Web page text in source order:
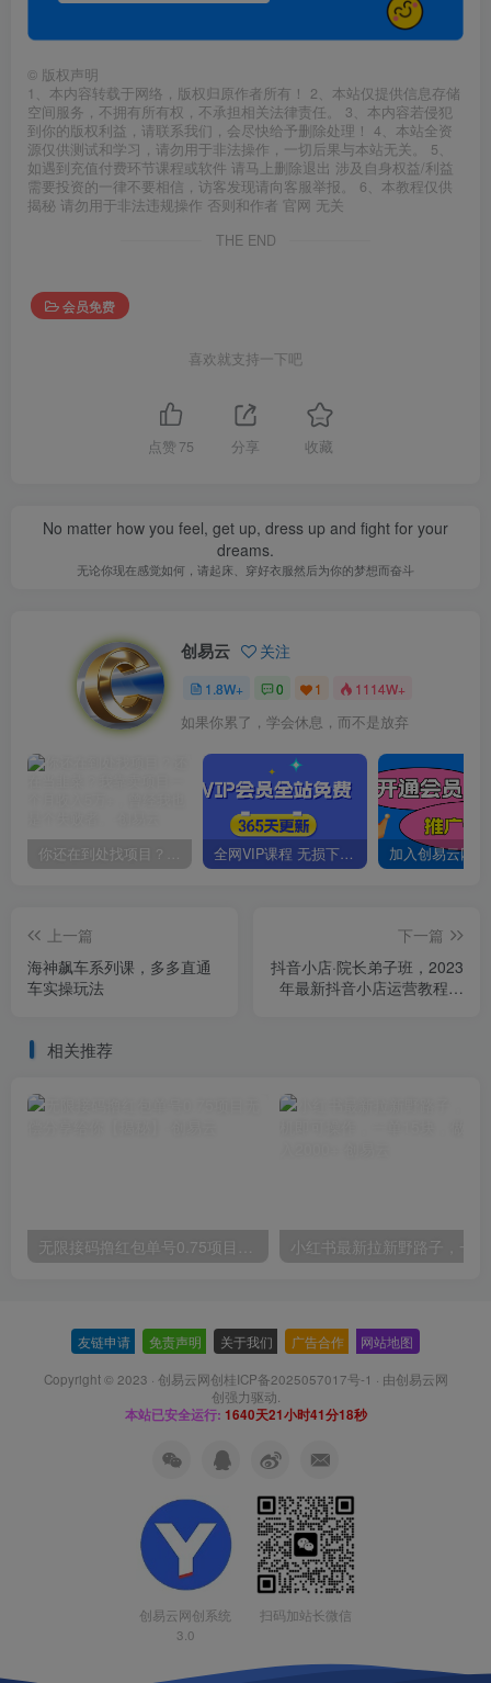
© 版权声明
1、本内容转载于网络，版权归原作者所有！ 2、本站仅提供信息存储
空间服务，不拥有所有权，不承担相关法律责任。 3、本内容若侵犯
到你的版权利益，请联系我们，会尽快给予删除处理！ 4、本站全资
源仅供测试和学习，请勿用于非法操作，一切后果与本站无关。 5、
如遇到充值付费环节课程或软件 请马上删除退出 涉及自身权益/利益
需要投资的一律不要相信，访客发现请向客服举报。 6、本教程仅供
揭秘 请勿用于非法违规操作 否则和作者 官网 无关
THE END
会员免费
喜欢就支持一下吧
点赞 75 分享 收藏
No matter how you feel, get up, dress up and fight for your
dreams.
无论你现在感觉如何，请起床、穿好衣服然后为你的梦想而奋斗
创易云 关注
1.8W+ 0 1 1114W+
如果你累了，学会休息，而不是放弃
你还在到处找项目？还在当韭菜？我靠卖项目一个月收入5万+，曾经我也是个失败者。 全网VIP课程 无损下载~
上一篇
海神飙车系列课，多多直通
车实操玩法
下一篇
抖音小店·院长弟子班，2023
年最新抖音小店运营教程，
相关推荐
无限接码撸红包单号0.75项目无偿分享给你【揭秘】
友链申请 免责声明 关于我们 广告合作 网站地图
Copyright © 2023 · 创易云网创桂ICP备2025057017号-1 · 由创易云网
创强力驱动.
本站已安全运行: 1640天21小时41分19秒
创易云网创系统
3.0
扫码加站长微信